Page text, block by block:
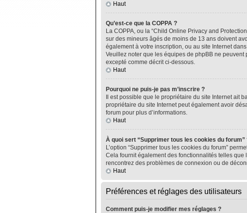
Haut
Qu’est-ce que la COPPA ?
La COPPA, ou la “Child Online Privacy and
sur des mineurs âgés de moins de 13 ans doivent
également à votre inscription, ou au site Internet
Veuillez noter que les équipes de phpBB ne
excepté comme décrit ci-dessous.
Haut
Pourquoi ne puis-je pas m’inscrire ?
Il est possible que le propriétaire du site Internet ait
propriétaire du site Internet peut également avoir
forum pour plus d’informations.
Haut
À quoi sert “Supprimer tous les cookies du forum”
L’option “Supprimer tous les cookies du forum”
Cela fournit également des fonctionnalités telles que
rencontrez des problèmes de connexion ou de
Haut
Préférences et réglages des utilisateurs
Comment puis-je modifier mes réglages ?